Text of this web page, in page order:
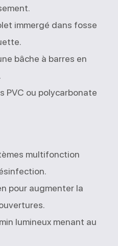
immergé dans fosse
bâche à barres en
PVC ou polycarbonate
multifonction
pour augmenter la
lumineux menant au